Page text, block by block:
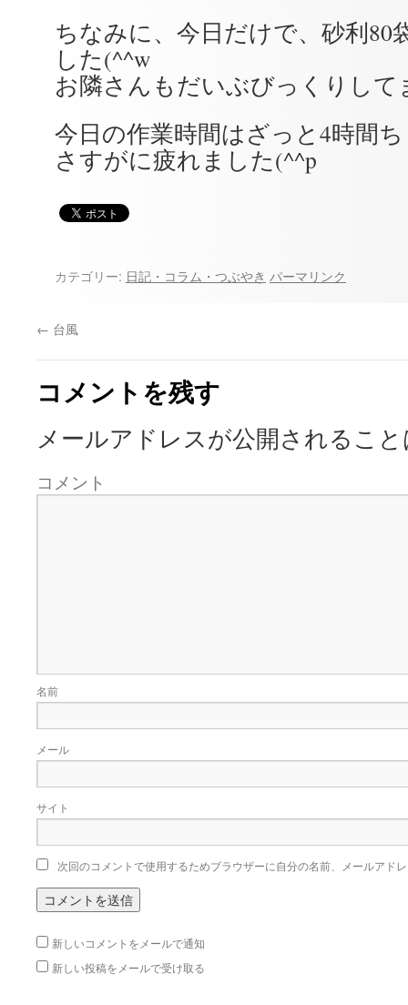
ちなみに、今日だけで、砂利80
した(^^w
お隣さんもだいぶびっくりして
今日の作業時間はざっと4時間
さすがに疲れました(^^p
カテゴリー: 日記・コラム・つぶやき パーマリンク
← 台風
コメントを残す
メールアドレスが公開されるこ
コメント
名前
メール
サイト
次回のコメントで使用するためブラウザーに自分の名前、メールアド
新しいコメントをメールで通知
新しい投稿をメールで受け取る